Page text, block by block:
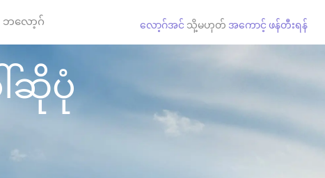
ဘလော့ဂ် လော့ဂ်အင် သို့မဟုတ် အကောင့် ဖန်တီးရန်
ါ်ဆိုပုံ